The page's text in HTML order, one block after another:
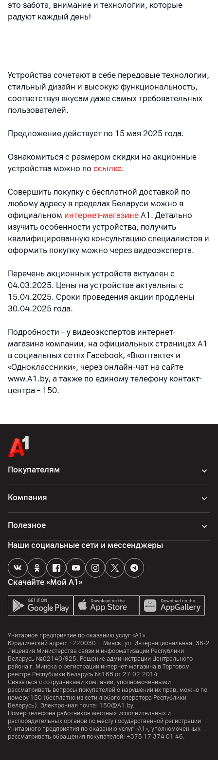
это забота, внимание и технологии, которые
радуют каждый день!
Устройства сочетают в себе передовые технологии,
стильный дизайн и высокую функциональность,
соответствуя вкусам даже самых требовательных
пользователей.
Предложение действует по 15 мая 2025 года.
Ознакомиться с размером скидки на акционные
устройства можно по ссылке.
Совершить покупку с бесплатной доставкой по
любому адресу в пределах Беларуси можно в
официальном интернет-магазине А1. Детально
изучить особенности устройства, получить
квалифицированную консультацию специалистов и
оформить покупку можно через видеоэксперта.
Перечень акционных устройств актуален с
04.03.2025. Цены на устройства актуальны с
15.04.2025. Сроки проведения акции продлены
30.04.2025 года.
Подробности – у видеоэкспертов интернет-
магазина компании, на официальных страницах A1
в социальных сетях Facebook, «Вконтакте» и
«Одноклассники», через онлайн-чат на сайте
www.A1.by, а также по единому телефону контакт-
центра – 150.
Покупателям
Компания
Полезное
Скачайте «Мой А1»
Наши социальные сети и мессенджеры
Унитарное предприятие по оказанию услуг «А1»
Юридический адрес: : 220030 г. Минск, ул. Интернациональная, 36-2
Лицензия Министерства связи и информатизации Республики
Беларусь №02140/925. Решение администрации Центрального
района г. Минска о регистрации интернет-магазина в Торговом
реестре Республики Беларусь №168 от 27.02.2014.
Связаться с сотрудниками компании, уполномоченными
рассматривать вопросы покупателей о нарушении их прав, можно по
номеру 150 (бесплатно из сети любого оператора Республики
Беларусь). Электронная почта: 150@A1.by.
Номер телефона работников местных исполнительных и
распорядительных органов по месту государственной регистрации
Унитарного предприятия по оказанию услуг «А1», уполномоченных
рассматривать обращения покупателей: +375 17 374 01 46.